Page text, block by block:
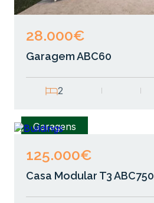
28.000€
Garagem ABC60
2
Garagens
125.000€
Casa Modular T3 ABC750